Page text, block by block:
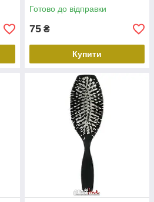
Готово до відправки
75 ₴
Купити